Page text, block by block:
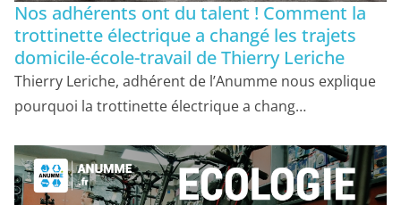
Nos adhérents ont du talent ! Comment la
trottinette électrique a changé les trajets
domicile-école-travail de Thierry Leriche
Thierry Leriche, adhérent de l’Anumme nous explique
pourquoi la trottinette électrique a chang…